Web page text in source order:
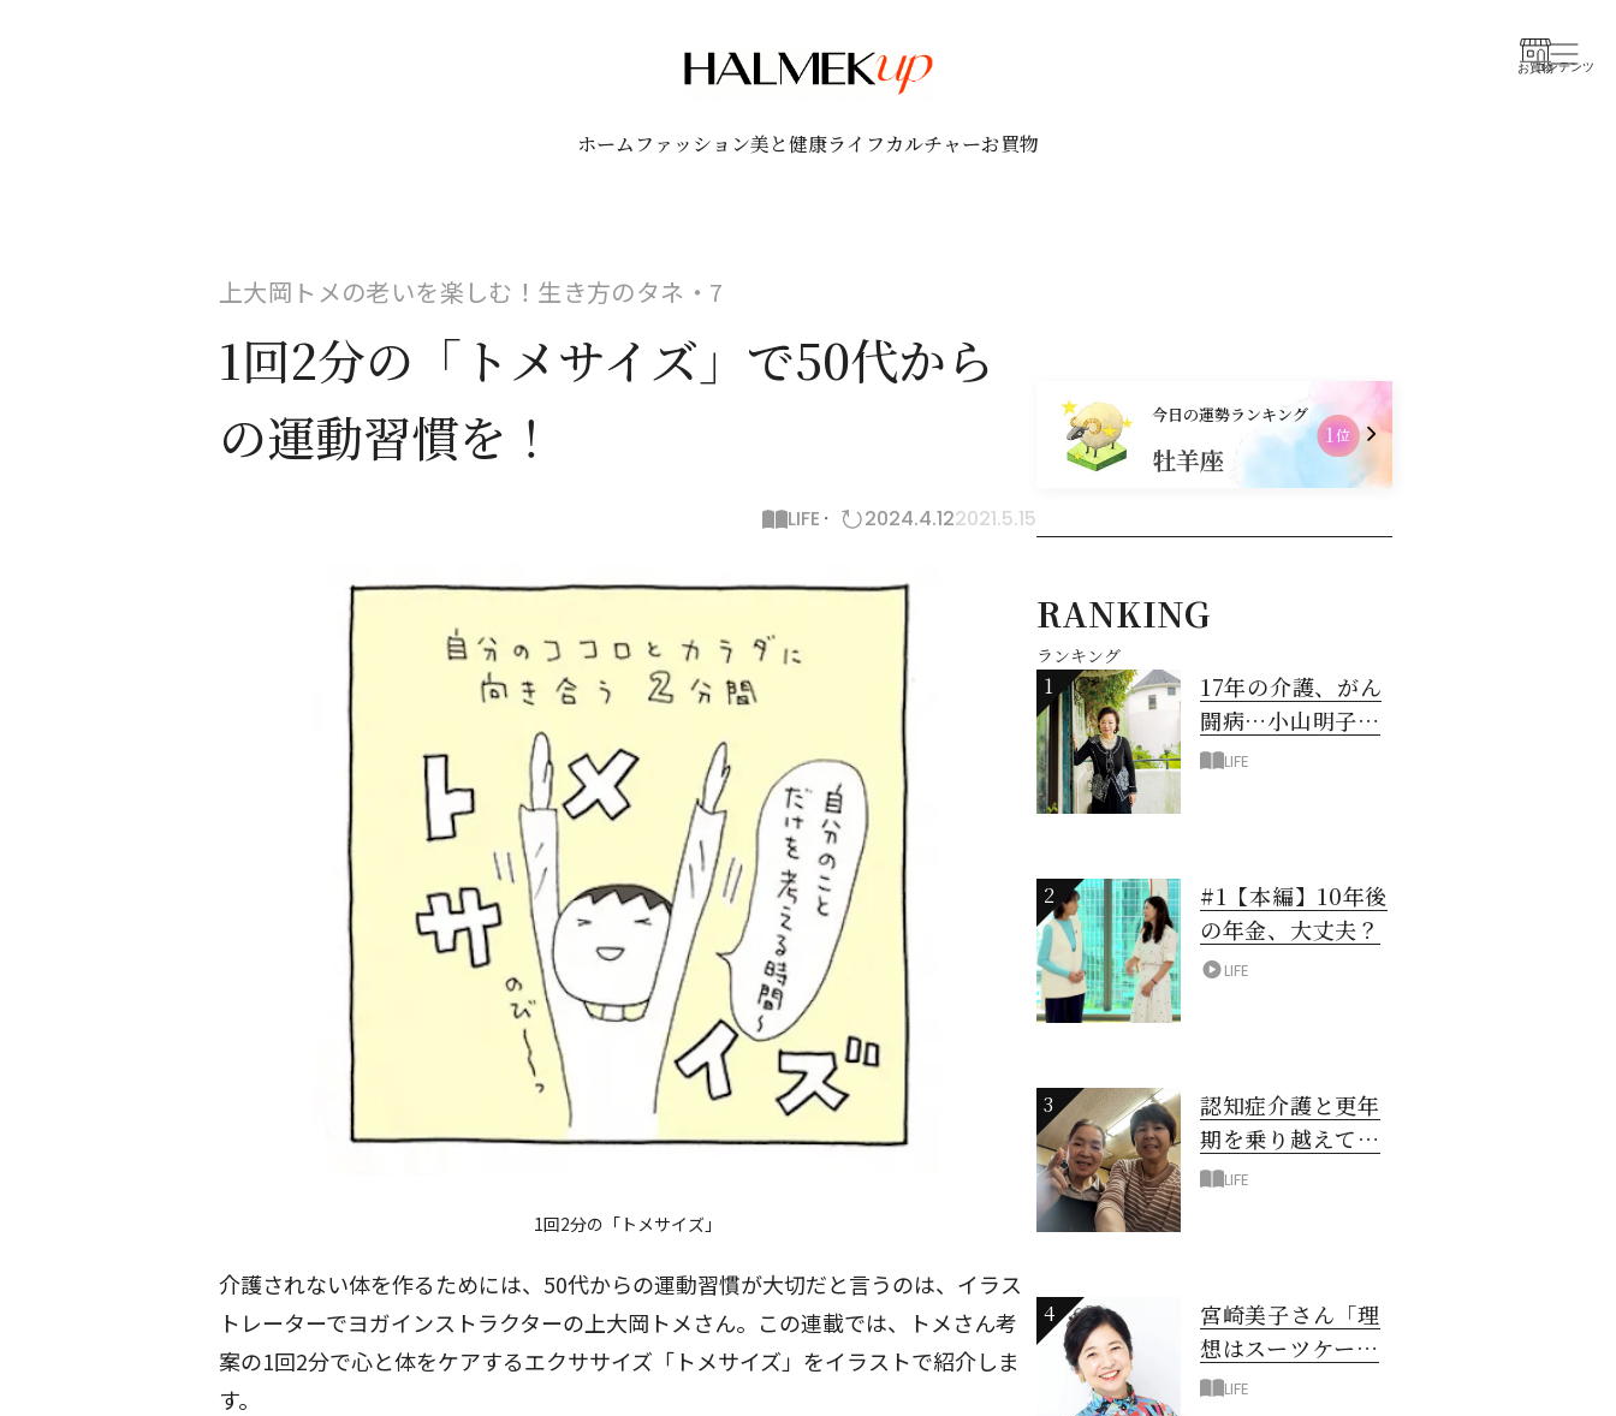
お買物コンテンツ
ホーム ファッション美と健康ライフカルチャーお買物
上大岡トメの老いを楽しむ！生き方のタネ・7
1回2分の「トメサイズ」で50代から
の運動習慣を！
LIFE 2024.4.122021.5.15
1回2分の「トメサイズ」
介護されない体を作るためには、50代からの運動習慣が大切だと言うのは、イラス
トレーターでヨガインストラクターの上大岡トメさん。この連載では、トメさん考
案の1回2分で心と体をケアするエクササイズ「トメサイズ」をイラストで紹介しま
す。
今日の運勢ランキング
牡羊座
乙女座
2位
RANKING
ランキング
1
17年の介護、がん
闘病…小山明子さ
ん「今満たされて
LIFE
2
#1【本編】10年後
の年金、大丈夫？
LIFE
3
認知症介護と更年
期を乗り越えて！
6年の「通い介
LIFE
4
宮崎美子さん「理
想はスーツケース
一つでどこへでも
LIFE